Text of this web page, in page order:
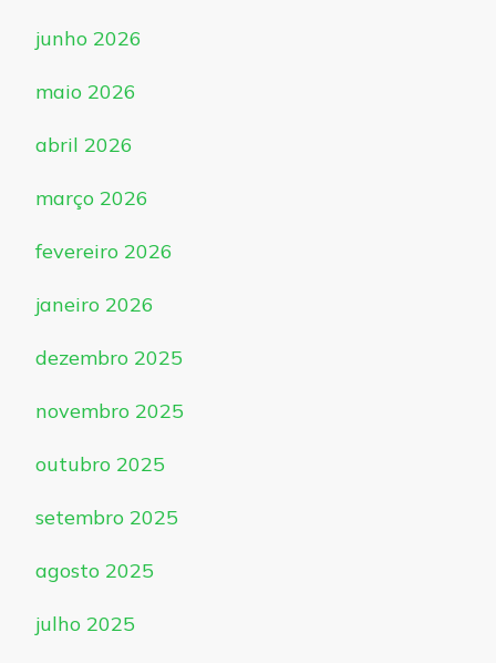
junho 2026
maio 2026
abril 2026
março 2026
fevereiro 2026
janeiro 2026
dezembro 2025
novembro 2025
outubro 2025
setembro 2025
agosto 2025
julho 2025